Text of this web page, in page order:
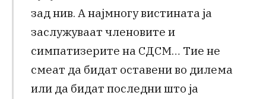
зад нив. А најмногу вистината ја
заслужуваат членовите и
симпатизерите на СДСМ… Тие не
смеат да бидат оставени во дилема
или да бидат последни што ја